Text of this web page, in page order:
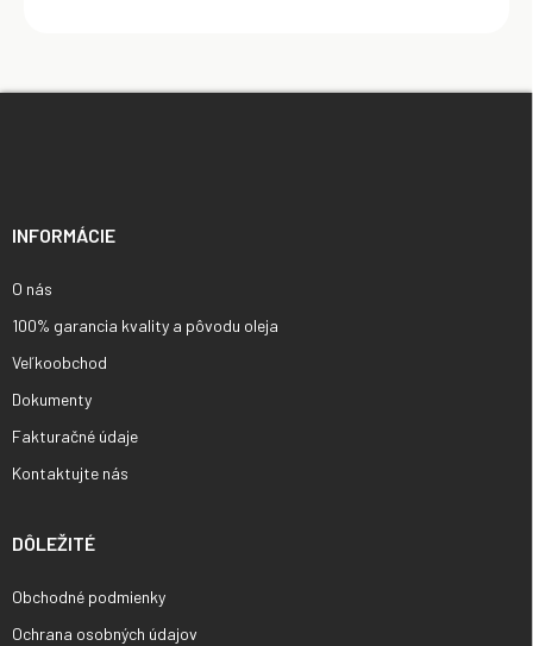
INFORMÁCIE
O nás
100% garancia kvality a pôvodu oleja
Veľkoobchod
Dokumenty
Fakturačné údaje
Kontaktujte nás
DÔLEŽITÉ
Obchodné podmienky
Ochrana osobných údajov